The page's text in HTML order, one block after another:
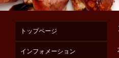
トップページ
インフォメーション